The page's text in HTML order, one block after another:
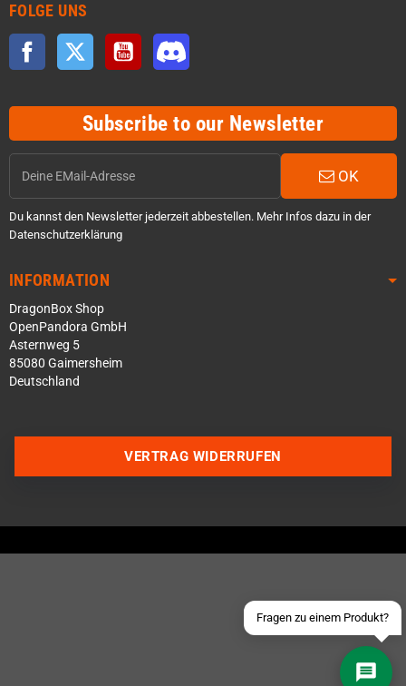
FOLGE UNS
Facebook Twitter YouTube
Subscribe to our Newsletter
OK
Du kannst den Newsletter jederzeit abbestellen. Mehr Infos dazu in der
Datenschutzerklärung
INFORMATION
DragonBox Shop
OpenPandora GmbH
Asternweg 5
85080 Gaimersheim
Deutschland
Fragen zu einem Produkt?
Schick uns eine eMail
VERTRAG WIDERRUFEN